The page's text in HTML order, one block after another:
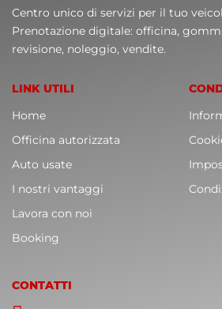
Centro unico di servizi per il tuo
Prenotazione digitale: officina,
revisione, noleggio, vendite.
LINK UTILI
Home
Officina autorizzata
Auto usate
I nostri vantaggi
Lavora con noi
Booking
CONTATTI